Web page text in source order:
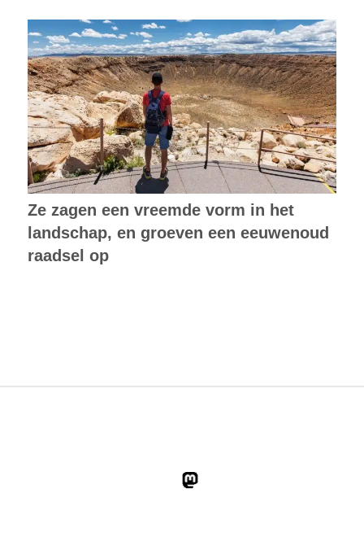
Ze zagen een vreemde vorm in het
landschap, en groeven een eeuwenoud
raadsel op